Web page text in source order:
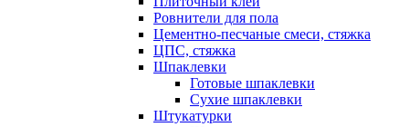
Ровнители для пола
Цементно-песчаные смеси, стяжка
ЦПС, стяжка
Шпаклевки
Готовые шпаклевки
Сухие шпаклевки
Штукатурки